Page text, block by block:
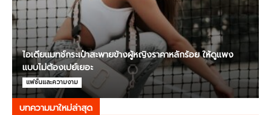
ไอเดียแมทช์กระเป๋าสะพายข้างผู้หญิงราคาหลักร้อย ให้ดูแพง
แบบไม่ต้องเปย์เยอะ
แฟชั่นและความงาม
บทความมาใหม่ล่าสุด